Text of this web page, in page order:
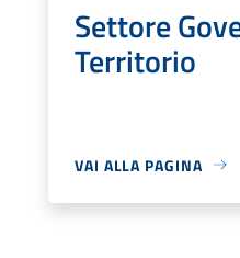
Settore
Territorio
VAI ALLA PAGINA